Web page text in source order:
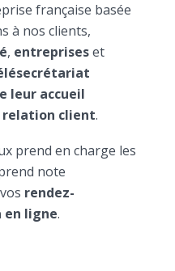
française basée
à nos clients,
, entrepriseset
leur accueil
relation client.
prend en charge les
note
rendez-
en ligne.